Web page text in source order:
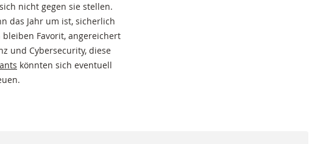
nicht gegen sie stellen.
das Jahr um ist, sicherlich
Favorit, angereichert
und Cybersecurity, diese
könnten sich eventuell